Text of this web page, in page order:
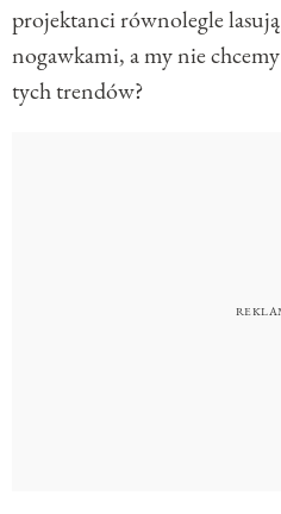
projektanci równolegle
nogawkami, a my nie
tych trendów?